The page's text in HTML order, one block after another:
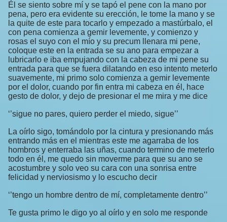
Él se siento sobre mí y se tapó el pene con la mano por
pena, pero era evidente su erección, le tome la mano y se
la quite de este para tocarlo y empezado a mastúrbalo, el
con pena comienza a gemir levemente, y comienzo y
rosas el suyo con el mío y su precum llenara mi pene,
coloque este en la entrada se su ano para empezar a
lubricarlo e iba empujando con la cabeza de mi pene su
entrada para que se fuera dilatando en eso intento meterlo
suavemente, mi primo solo comienza a gemir levemente
por el dolor, cuando por fin entra mi cabeza en él, hace
gesto de dolor, y dejo de presionar el me mira y me dice
‘’sigue no pares, quiero perder el miedo, sigue’’
La oírlo sigo, tomándolo por la cintura y presionando más
entrando más en el mientras este me agarraba de los
hombros y enterraba las uñas, cuando termino de meterlo
todo en él, me quedo sin moverme para que su ano se
acostumbre y solo veo su cara con una sonrisa entre
felicidad y nerviosismo y lo escucho decir
‘’tengo un hombre dentro de mí, completamente dentro’’
Te gusta primo le digo yo al oírlo y en solo me responde